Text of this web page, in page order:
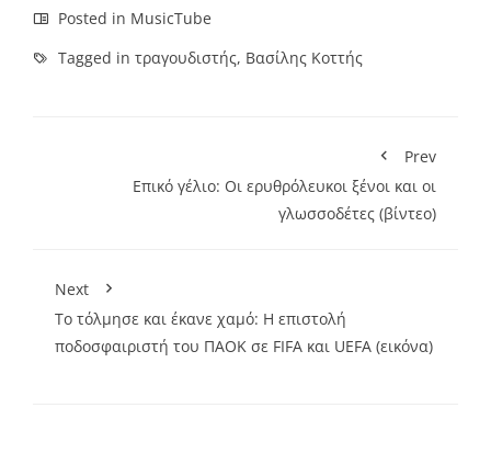
Posted in MusicTube
Tagged in τραγουδιστής, Βασίλης Κοττής
Prev
Επικό γέλιο: Οι ερυθρόλευκοι ξένοι και οι
γλωσσοδέτες (βίντεο)
Next
Το τόλμησε και έκανε χαμό: Η επιστολή
ποδοσφαιριστή του ΠΑΟΚ σε FIFA και UEFA (εικόνα)